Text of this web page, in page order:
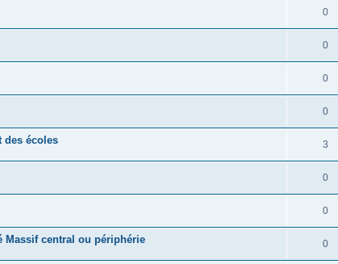
0
0
0
0
des écoles 3
0
0
Massif central ou périphérie 0